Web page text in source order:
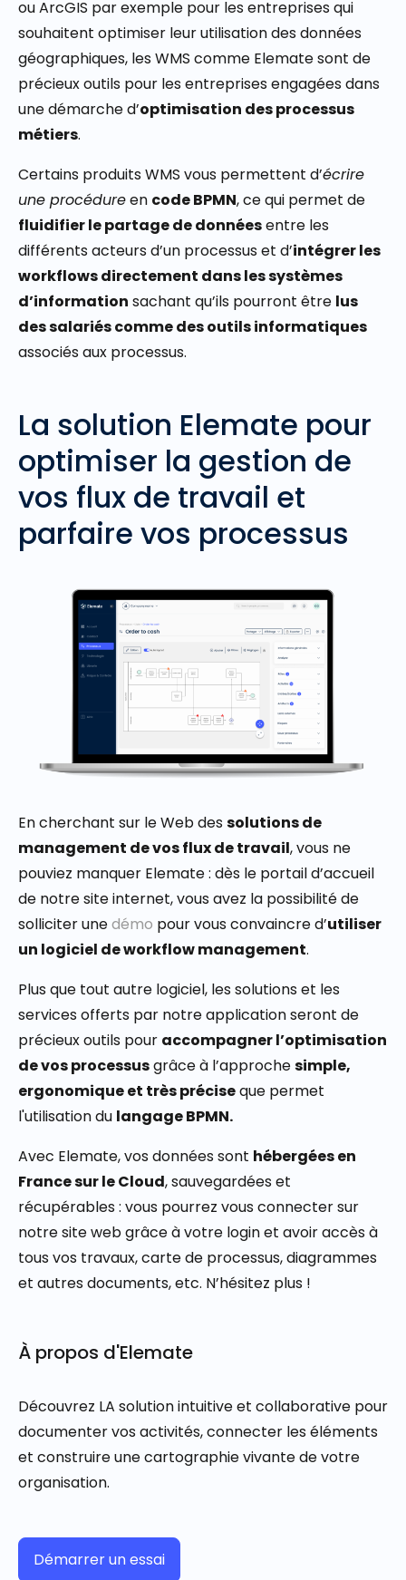
ou ArcGIS par exemple pour les entreprises qui
souhaitent optimiser leur utilisation des données
géographiques, les WMS comme Elemate sont de
précieux outils pour les entreprises engagées dans
une démarche d’optimisation des processus
métiers.
Certains produits WMS vous permettent d’écrire
une procédureen code BPMN, ce qui permet de
fluidifier le partage de donnéesentre les
différents acteurs d’un processus et d’intégrer les
workflows directement dans les systèmes
d’information sachant qu’ils pourront être lus
des salariés comme des outils informatiques
associés aux processus.
La solution Elemate pour
optimiser la gestion de
vos flux de travail et
parfaire vos processus
En cherchant sur le Web dessolutions de
management de vos flux de travail, vous ne
pouviez manquer Elemate : dès le portail d’accueil
de notre site internet, vous avez la possibilité de
solliciter unedémo pour vous convaincre d’utiliser
un logiciel de workflow management.
Plus que tout autre logiciel, les solutions et les
services offerts par notre application seront de
précieux outils pour accompagner l’optimisation
de vos processusgrâce à l’approchesimple,
ergonomique et très préciseque permet
l'utilisation du langage BPMN.
Avec Elemate, vos données sont hébergées en
France sur le Cloud, sauvegardées et
récupérables : vous pourrez vous connecter sur
notre site web grâce à votre login et avoir accès à
tous vos travaux, carte de processus, diagrammes
et autres documents, etc. N’hésitez plus !
À propos d'Elemate
Découvrez LA solution intuitive et collaborative pour
documenter vos activités, connecter les éléments
et construire une cartographie vivante de votre
organisation.
Démarrer un essai